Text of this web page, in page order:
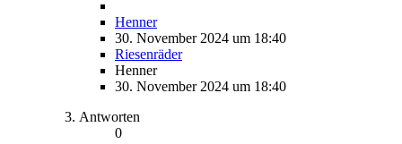
Henner
30. November 2024 um 18:40
Riesenräder
Henner
30. November 2024 um 18:40
Antworten
0